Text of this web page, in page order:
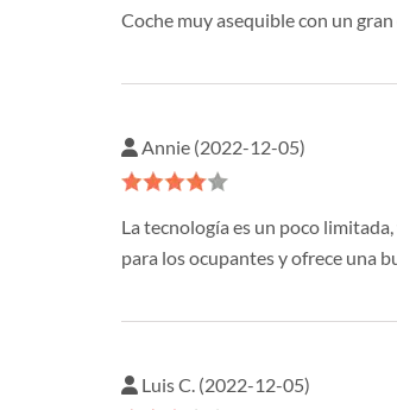
Coche muy asequible con un
Annie (2022-12-05)
La tecnología es un poco
para los ocupantes y ofrece una
Luis C. (2022-12-05)